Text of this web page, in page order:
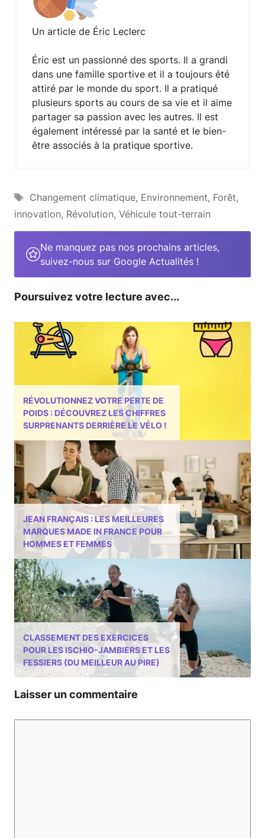
Un article de Éric Leclerc
Éric est un passionné des sports. Il a grandi
dans une famille sportive et il a toujours été
attiré par le monde du sport. Il a pratiqué
plusieurs sports au cours de sa vie et il aime
partager sa passion avec les autres. Il est
également intéressé par la santé et le bien-
être associés à la pratique sportive.
Étiquettes
Changement climatique, Environnement, Forêt,
innovation, Révolution, Véhicule tout-terrain
Ne manquez pas nos prochains articles,
suivez-nous sur Google Actualités !
RÉVOLUTIONNEZ VOTRE PERTE DE
POIDS : DÉCOUVREZ LES CHIFFRES
SURPRENANTS DERRIÈRE LE VÉLO !
JEAN FRANÇAIS : LES MEILLEURES
MARQUES MADE IN FRANCE POUR
HOMMES ET FEMMES
CLASSEMENT DES EXERCICES
POUR LES ISCHIO-JAMBIERS ET LES
FESSIERS (DU MEILLEUR AU PIRE)
Poursuivez votre lecture avec...
Laisser un commentaire